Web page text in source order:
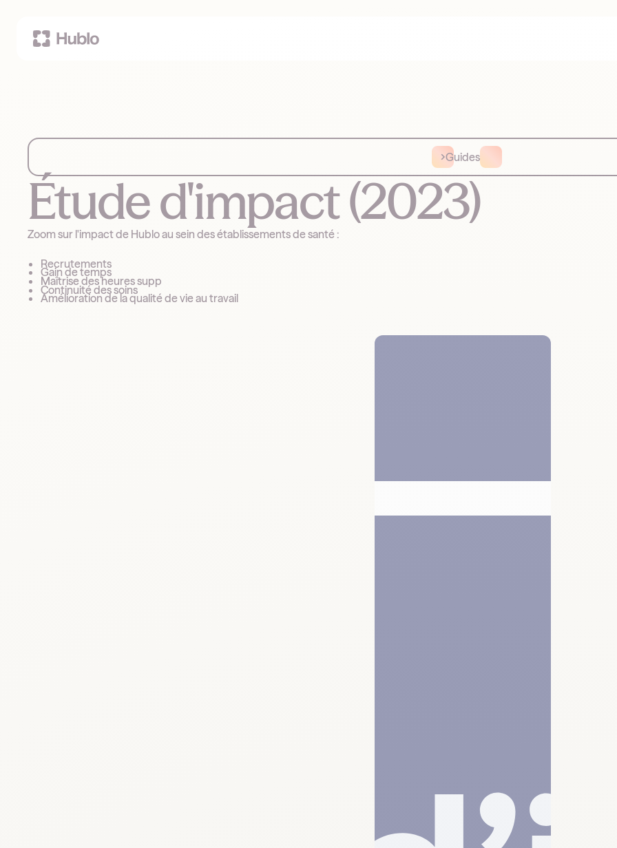
Guides
Étude d'impact (2023)
Zoom sur l'impact de Hublo au sein des établissements de santé :
Recrutements
Gain de temps
Maîtrise des heures supp
Continuité des soins
Amélioration de la qualité de vie au travail